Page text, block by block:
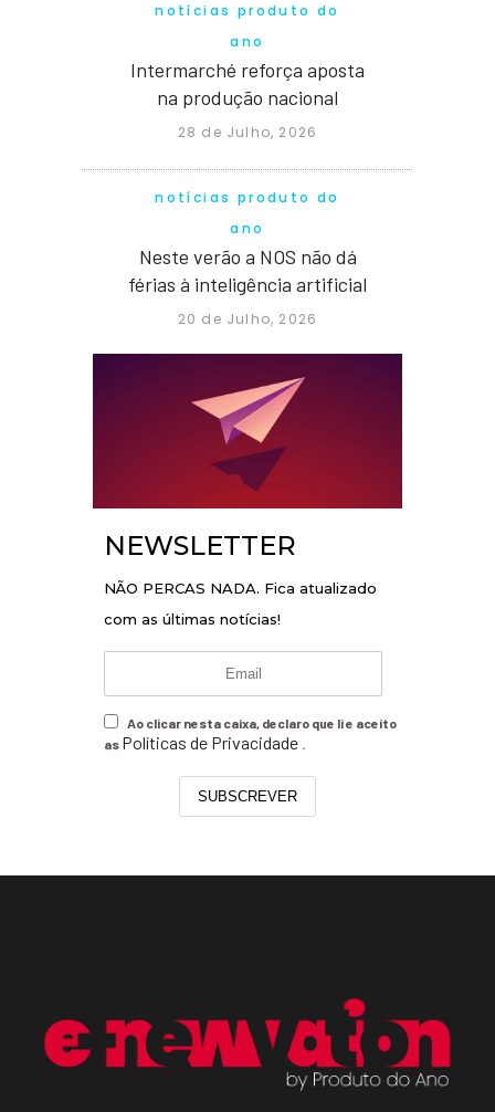
notícias produto do
ano
Intermarché reforça aposta
na produção nacional
28 de Julho, 2026
notícias produto do
ano
Neste verão a NOS não dá
férias à inteligência artificial
20 de Julho, 2026
NEWSLETTER
NÃO PERCAS NADA. Fica atualizado
com as últimas notícias!
Ao clicar nesta caixa, declaro que li e aceito
as Políticas de Privacidade .
SUBSCREVER